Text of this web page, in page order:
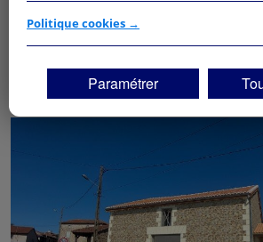
Mouthiers-sur-Boëme -
Hôtellerie et restauration
Si vous continuez sans accepter, les
vos centres d'intérêt. Seuls lescookies/
déposés et lus sur votre terminal.
Vous pouvez exprimer vos choix en
"Continuer sans accepter" ou "Paramétrer",
moment en cliquant sur le lien "Paramétrez vos
Politique cookies →
Paramétrer